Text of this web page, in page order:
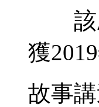
該劇
獲
故事